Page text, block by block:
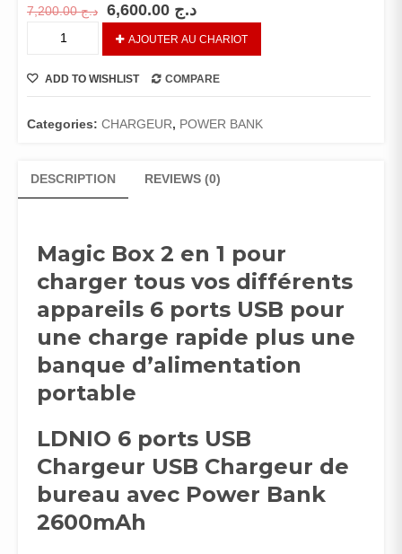
د.ج7,200.00 د.ج
6
USB
POWER
BANK
quantity
AJOUTER AU CHARIOT
ADD TO WISHLIST COMPARE
Categories: CHARGEUR, POWER BANK
DESCRIPTION REVIEWS (0)
Magic Box 2 en 1 pour
charger tous vos différents
appareils 6 ports USB pour
une charge rapide plus une
banque d’alimentation
portable
LDNIO 6 ports USB
Chargeur USB Chargeur de
bureau avec Power Bank
2600mAh